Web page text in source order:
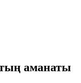
аманаты